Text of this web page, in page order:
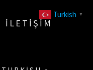
İLETIŞIM
Turkish ▼